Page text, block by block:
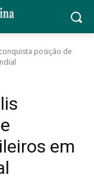
posição de
em